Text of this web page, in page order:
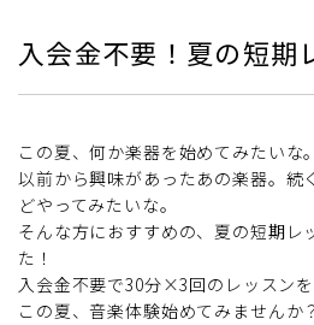
入会金不要！夏の短期
この夏、何か楽器を始めてみたいな。
以前から興味があったあの楽器。続
どやってみたいな。
そんな方におすすめの、夏の短期レ
た！
入会金不要で30分×3回のレッスンを
この夏、音楽体験始めてみませんか？